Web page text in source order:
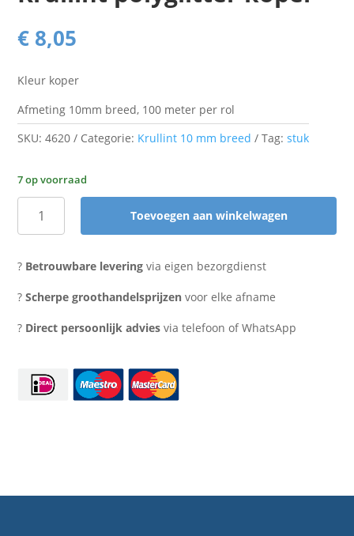
€ 8,05
Kleur koper
Afmeting 10mm breed, 100 meter per rol
SKU:4620 Categorie: Krullint 10 mm breed Tag:stuk
7 op voorraad
Krullint
koper
Toevoegen aan winkelwagen
? Betrouwbare levering via eigen bezorgdienst
?Scherpe groothandelsprijzen voor elke afname
? Direct persoonlijk advies via telefoon of WhatsApp